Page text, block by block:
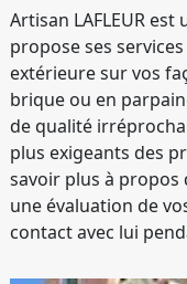
Artisan LAFLEUR
propose ses
extérieure sur vos
brique ou en
de qualité
plus exigeants des
savoir plus à propos
une évaluation de
contact avec lui